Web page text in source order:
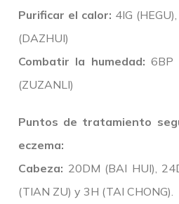
Purificar el calor: 4IG
(DAZHUI)
Combatir la humedad: 6BP
(ZUZANLI)
Puntos de tratamiento
eczema:
Cabeza: 20DM (BAI HUI),
(TIAN ZU) y 3H (TAI CHONG).